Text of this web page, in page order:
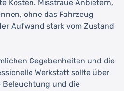
Kosten. Misstraue Anbietern,
ohne das Fahrzeug
Aufwand stark vom Zustand
Gegebenheiten und die
Werkstatt sollte über
Beleuchtung und die